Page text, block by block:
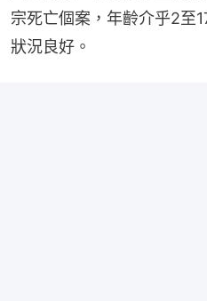
宗死亡個案，年齡介乎2至
狀況良好。